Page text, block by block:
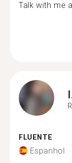
Talk with me
FLUENTE
Espanhol